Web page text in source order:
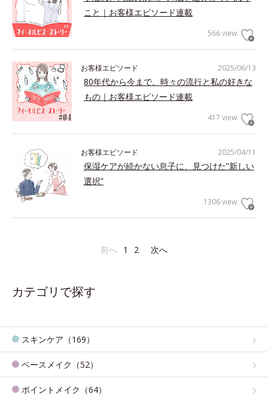
こと｜お客様エピソード連載
566 view
2025/06/13
お客様エピソード
80年代から今まで。時々の流行と私の好きな
もの｜お客様エピソード連載
417 view
2025/04/11
お客様エピソード
保湿ケアが続かない息子に、見つけた”新しい
選択”
1306 view
前へ 1 2 次へ
カテゴリで探す
スキンケア（169）
ベースメイク（52）
ポイントメイク（64）